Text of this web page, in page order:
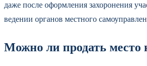
даже после оформления захоронения
ведении органов местного
Можно ли продать место